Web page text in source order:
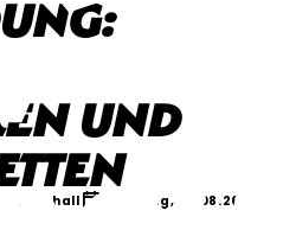
und
Samstag, 08.08.26